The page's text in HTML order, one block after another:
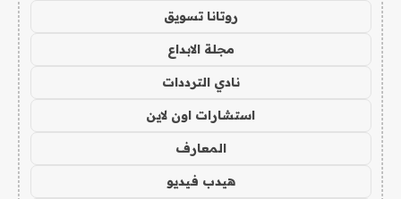
روتانا تسويق
مجلة الابداع
نادي الترددات
استشارات اون لاين
المعارف
هيدب فيديو